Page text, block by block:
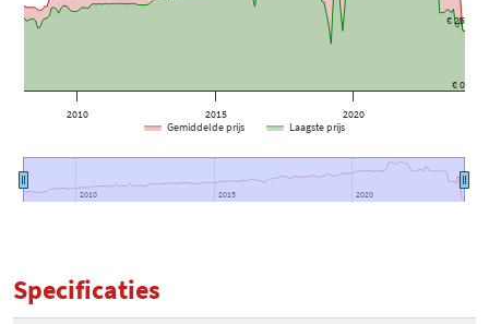
2010 2015 2020
2010
2010 2015
2015 2020
2020
€ 0
€ 25
Gemiddelde prijs Laagste prijs
Specificaties